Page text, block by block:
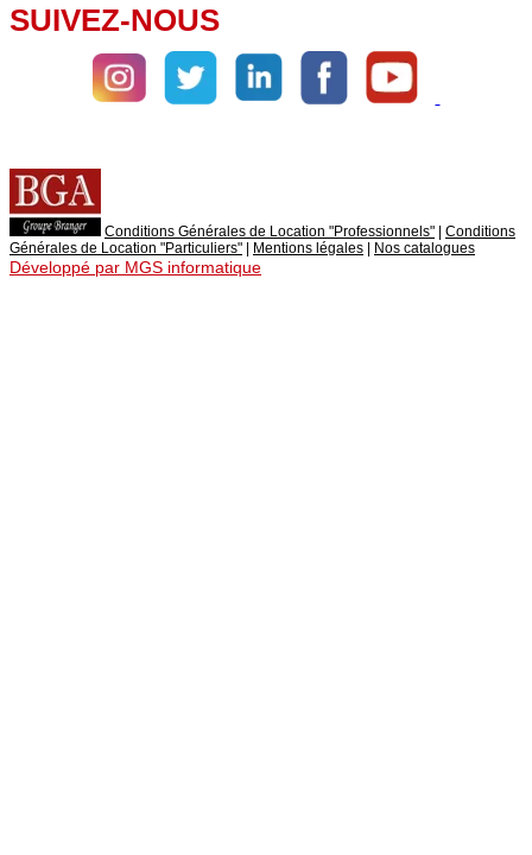
SUIVEZ-NOUS
Conditions Générales de Location "Professionnels" | Conditions
Générales de Location "Particuliers" | Mentions légales | Nos catalogues
Développé par MGS informatique